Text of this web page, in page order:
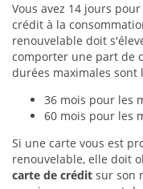
Vous avez 14 jours
crédit à la
renouvelable doit
comporter une part de
durées maximales sont
36 mois pour les
60 mois pour les
Si une carte vous est
renouvelable, elle doit
carte de crédit sur son